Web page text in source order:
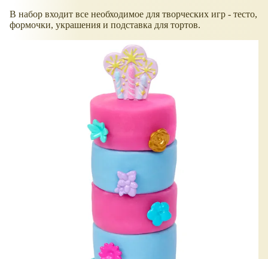
В набор входит все необходимое для творческих игр - тесто,
формочки, украшения и подставка для тортов.